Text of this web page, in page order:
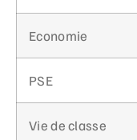
Economie
PSE
Vie de classe